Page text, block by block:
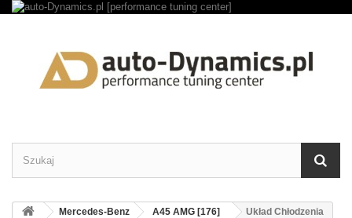
Mercedes-Benz A45 AMG [176] Układ Chłodzenia